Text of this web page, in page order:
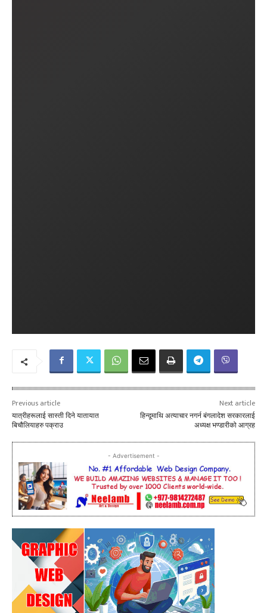
Previous article
यात्रीहरूलाई सास्ती दिने यातायात
बिचौलियाहरु पक्राउ
Next article
हिन्दूमाथि अत्याचार नगर्न बंगलादेश सरकारलाई
अध्यक्ष भण्डारीको आग्रह
- Advertisement -